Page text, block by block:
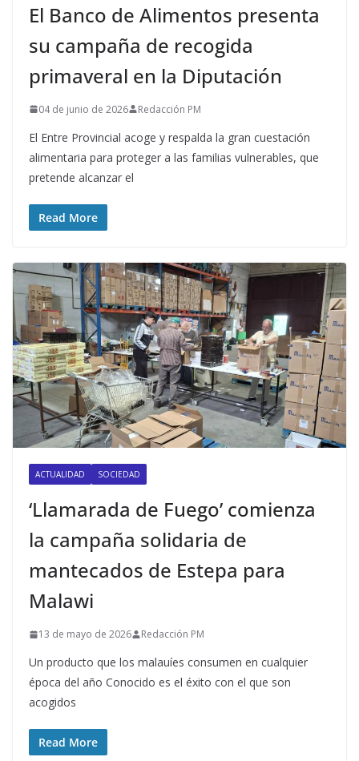
El Banco de Alimentos presenta
su campaña de recogida
primaveral en la Diputación
04 de junio de 2026 Redacción PM
El Entre Provincial acoge y respalda la gran cuestación
alimentaria para proteger a las familias vulnerables, que
pretende alcanzar el
Read More
ACTUALIDAD SOCIEDAD
‘Llamarada de Fuego’ comienza
la campaña solidaria de
mantecados de Estepa para
Malawi
13 de mayo de 2026 Redacción PM
Un producto que los malauíes consumen en cualquier
época del año Conocido es el éxito con el que son
acogidos
Read More